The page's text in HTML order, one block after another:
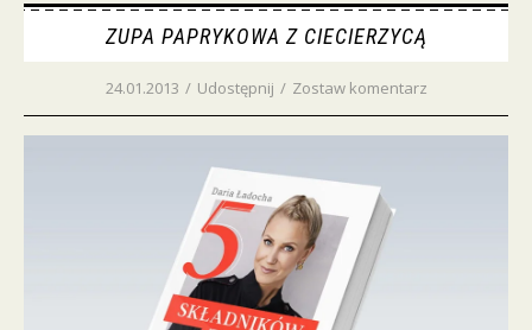
ZUPA PAPRYKOWA Z CIECIERZYCĄ
24.01.2013 / Udostępnij / Zostaw komentarz